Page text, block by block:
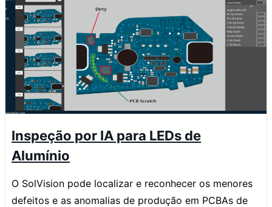
Inspeção por IA para LEDs de
Alumínio
O SolVision pode localizar e reconhecer os menores
defeitos e as anomalias de produção em PCBAs de